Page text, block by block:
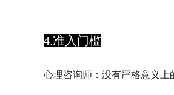
4.准入门槛
心理咨询师： 没有严格意义上